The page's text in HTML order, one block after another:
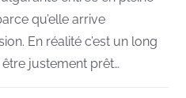
qu’elle arrive
En réalité c’est un long
justement prêt…